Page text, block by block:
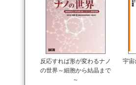
反応すれば形が変わるナノ
の世界～細胞から結晶まで
～
宇宙